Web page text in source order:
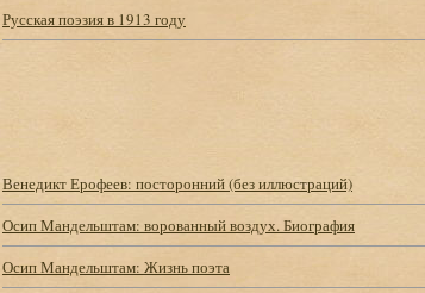
Русская поэзия в 1913 году
Венедикт Ерофеев: посторонний (без иллюстраций)
Осип Мандельштам: ворованный воздух. Биография
Осип Мандельштам: Жизнь поэта